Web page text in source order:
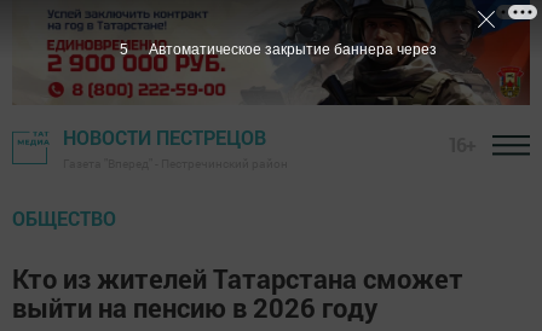
НОВОСТИ ПЕСТРЕЦОВ
ОБЩЕСТВО
Кто из жителей Татарстана сможет
выйти на пенсию в 2026 году
4 Автоматическое закрытие баннера через